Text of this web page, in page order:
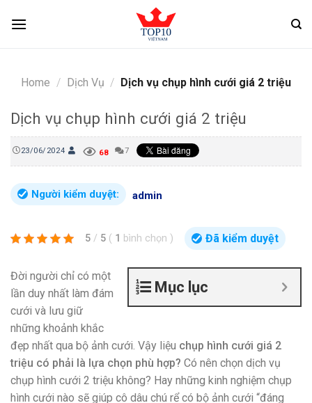
Home / Dịch Vụ / Dịch vụ chụp hình cưới giá 2 triệu
Dịch vụ chụp hình cưới giá 2 triệu
23/06/2024 68 7
Người kiểm duyệt: admin
5 / 5 ( 1 bình chọn ) Đã kiểm duyệt
Mục lục
Đời người chỉ có một
lần duy nhất làm đám
cưới và lưu giữ
những khoảnh khắc
đẹp nhất qua bộ ảnh cưới. Vậy liệu chụp hình cưới giá 2
triệu có phải là lựa chọn phù hợp? Có nên chọn dịch vụ
chụp hình cưới 2 triệu không? Hay những kinh nghiệm chụp
hình cưới nào sẽ giúp cô dâu chú rể có bộ ảnh cưới “đáng